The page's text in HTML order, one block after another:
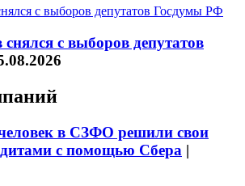
с выборов депутатов
в СЗФО решили свои
с помощью Сбера |